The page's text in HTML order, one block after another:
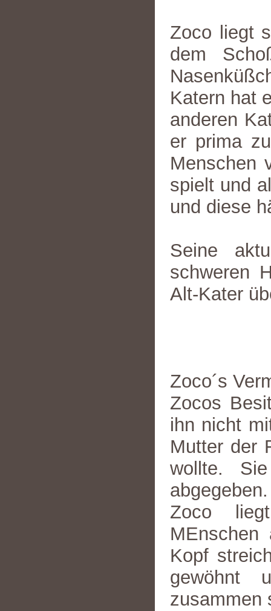
Zoco liegt
dem
Katern hat
anderen
er prima
Menschen
spielt und
und diese
Seine
schweren
Alt-Kater
Zoco´s
Zocos
ihn nicht
Mutter der
wollte.
abgegeben.
Zoco
Kopf
gewöhnt
zusammen